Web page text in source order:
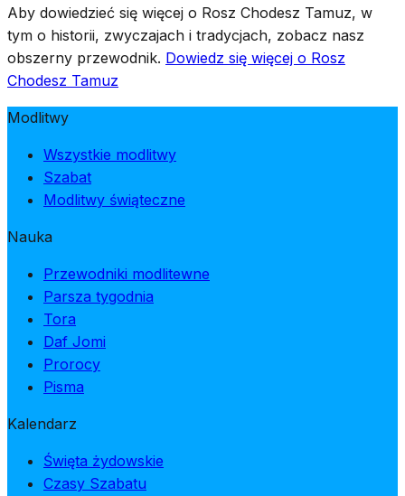
Aby dowiedzieć się więcej o Rosz Chodesz Tamuz, w
tym o historii, zwyczajach i tradycjach, zobacz nasz
obszerny przewodnik. Dowiedz się więcej o Rosz
Chodesz Tamuz
Modlitwy
Wszystkie modlitwy
Szabat
Modlitwy świąteczne
Nauka
Przewodniki modlitewne
Parsza tygodnia
Tora
Daf Jomi
Prorocy
Pisma
Kalendarz
Święta żydowskie
Czasy Szabatu